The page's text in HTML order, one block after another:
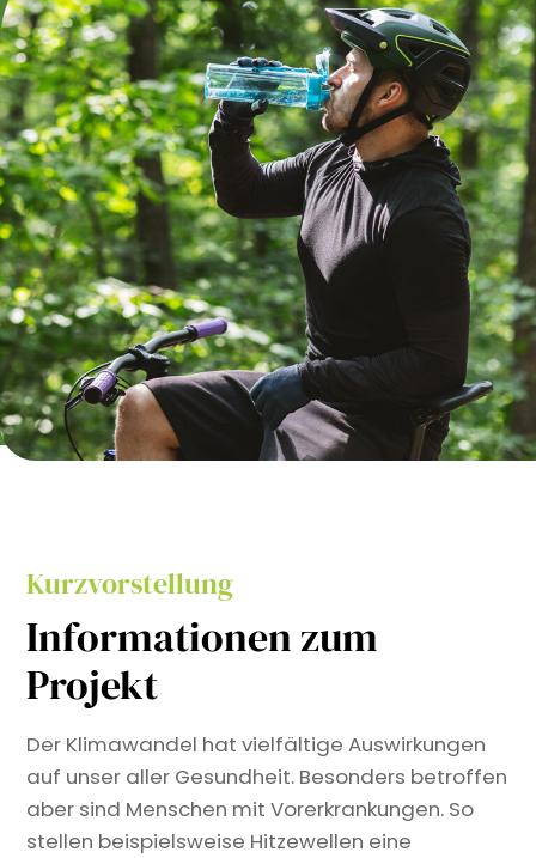
Kurzvorstellung
Informationen zum
Projekt
Der Klimawandel hat vielfältige Auswirkungen
auf unser aller Gesundheit. Besonders betroffen
aber sind Menschen mit Vorerkrankungen. So
stellen beispielsweise Hitzewellen eine